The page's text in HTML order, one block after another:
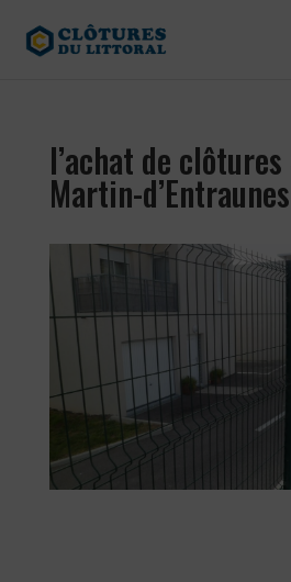
l’achat de
Martin-